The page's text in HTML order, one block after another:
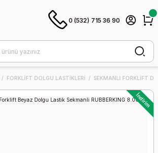
0 (532) 715 36 90
FORKLİFT DOLGU LASTİKLERİ SEKMANLI FORKLİFT
İndirim